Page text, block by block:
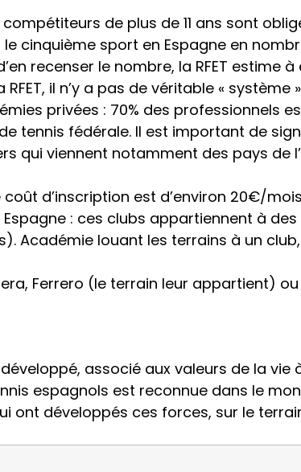
de plus de 11 ans sont
cinquième sport en Espagne en
recenser le nombre, la RFET estime à
il n’y a pas de véritable « système
privées : 70% des professionnels
tennis fédérale. Il est important de
qui viennent notamment des pays de
d’inscription est d’environ 20€/
: ces clubs appartiennent à des
Académie louant les terrains à un
Ferrero (le terrain leur appartient)
associé aux valeurs de la vie
espagnols est reconnue dans le
ont développés ces forces, sur le